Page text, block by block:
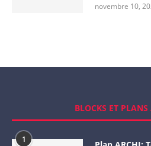
novembre 10,
BLOCKS ET
1